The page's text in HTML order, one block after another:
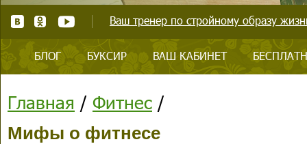
Ваш тренер по стройному образу
БЛОГ БУКСИР ВАШ КАБИНЕТ
Главная / Фитнес /
Мифы о фитнесе